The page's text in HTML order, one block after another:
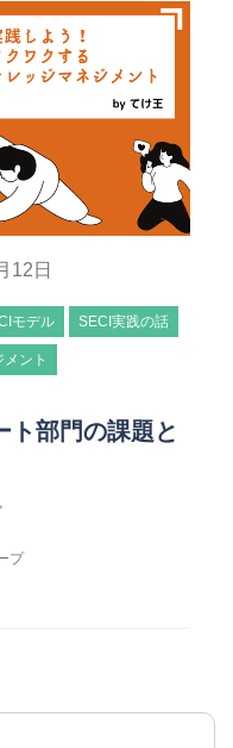
12日
モデル SECI実践の話
ント
ト部門の課題と
プ